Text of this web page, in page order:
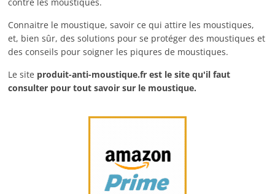
Connaitre le moustique, savoir ce qui attire les moustiques,
et, bien sûr, des solutions pour se protéger des moustiques et
des conseils pour soigner les piqures de moustiques.
Le site produit-anti-moustique.fr est le site qu'il faut
consulter pour tout savoir sur le moustique.